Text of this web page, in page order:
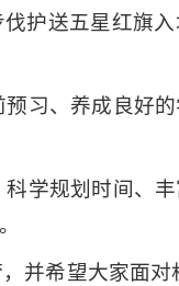
护送五星红旗
习、养成良好
学规划时间、
并希望大家面对